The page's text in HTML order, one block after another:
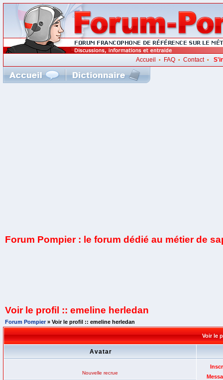
Accueil • FAQ •Contact•
Forum Pompier : le forum dédié au métier de
Voir le profil :: emeline herledan
Forum Pompier» Voir le profil :: emeline herledan
Voir le
Avatar
Nouvelle recrue